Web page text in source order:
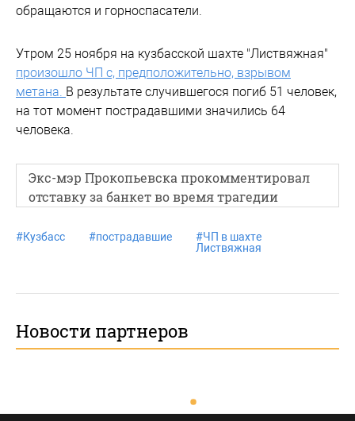
обращаются и горноспасатели.
Утром 25 ноября на кузбасской шахте "Листвяжная"
произошло ЧП с, предположительно, взрывом
метана. В результате случившегося погиб 51 человек,
на тот момент пострадавшими значились 64
человека.
Экс-мэр Прокопьевска прокомментировал
отставку за банкет во время трагедии
#Кузбасс #пострадавшие #ЧП в шахте
Листвяжная
Новости партнеров